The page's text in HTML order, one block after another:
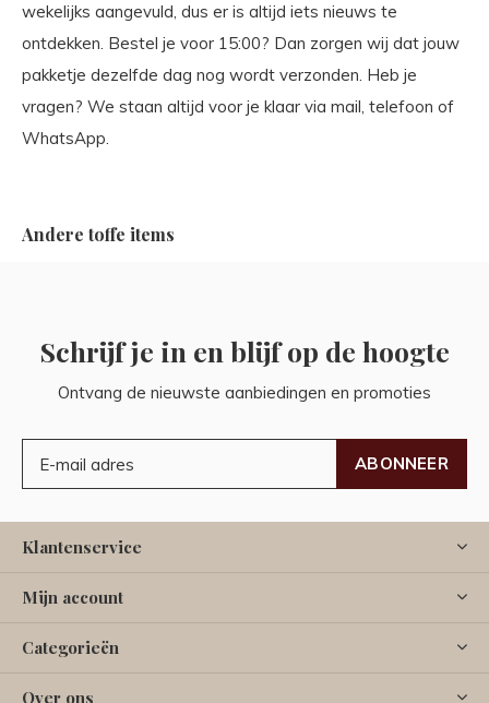
wekelijks aangevuld, dus er is altijd iets nieuws te
ontdekken. Bestel je voor 15:00? Dan zorgen wij dat jouw
pakketje dezelfde dag nog wordt verzonden. Heb je
vragen? We staan altijd voor je klaar via mail, telefoon of
WhatsApp.
Andere toffe items
Schrijf je in en blijf op de hoogte
Ontvang de nieuwste aanbiedingen en promoties
ABONNEER
Klantenservice
Mijn account
Categorieën
Over ons